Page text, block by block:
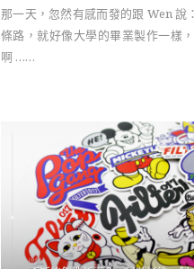
那一天，忽然有感而發的跟 Wen 說
條路，就好像大學的畢業製作一樣
啊 ……